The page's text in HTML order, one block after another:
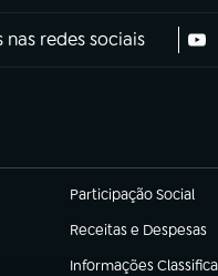
nas redes sociais
Participação Social
(abre em nova aba)
Receitas e Despesas
(abre em nova aba)
Informações
(abre em nova aba)